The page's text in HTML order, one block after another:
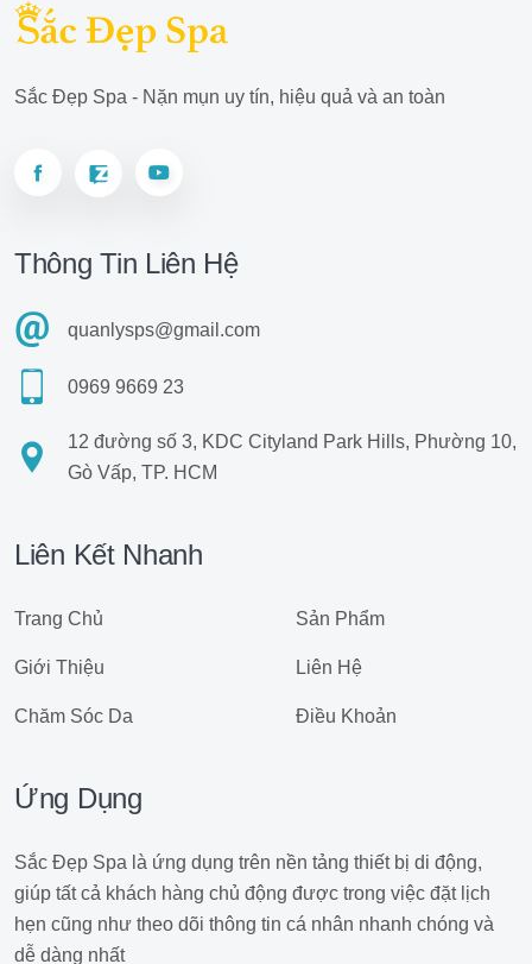
Sắc Đẹp Spa - Nặn mụn uy tín, hiệu quả và an toàn
Thông Tin Liên Hệ
quanlysps@gmail.com
0969 9669 23
12 đường số 3, KDC Cityland Park Hills, Phường 10,
Gò Vấp, TP. HCM
Liên Kết Nhanh
Trang Chủ
Giới Thiệu
Chăm Sóc Da
Sản Phẩm
Liên Hệ
Điều Khoản
Ứng Dụng
Sắc Đẹp Spa là ứng dụng trên nền tảng thiết bị di động,
giúp tất cả khách hàng chủ động được trong việc đặt lịch
hẹn cũng như theo dõi thông tin cá nhân nhanh chóng và
dễ dàng nhất